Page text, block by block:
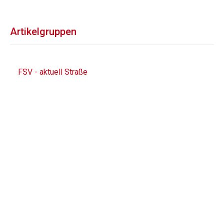
Artikelgruppen
FSV - aktuell Straße